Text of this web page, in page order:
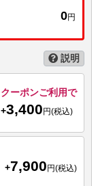
0円
説明
クーポンご利用で
+3,400 円(税込)
+7,900 円(税込)